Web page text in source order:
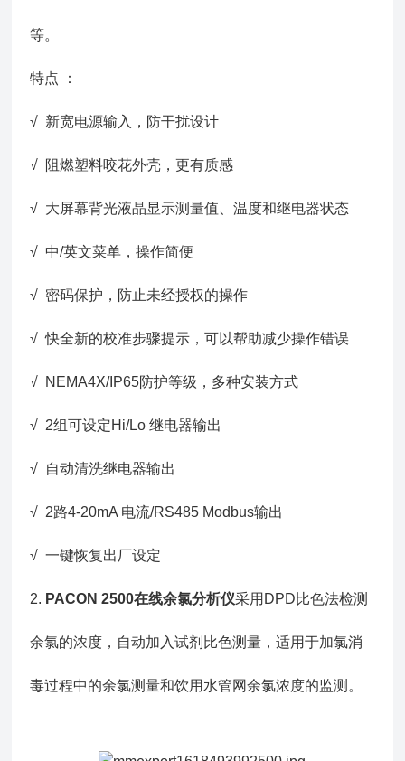
等。
特点 ：
√ 新宽电源输入，防干扰设计
√ 阻燃塑料咬花外壳，更有质感
√ 大屏幕背光液晶显示测量值、温度和继电器状态
√ 中/英文菜单，操作简便
√ 密码保护，防止未经授权的操作
√ 快全新的校准步骤提示，可以帮助减少操作错误
√ NEMA4X/IP65防护等级，多种安装方式
√ 2组可设定Hi/Lo 继电器输出
√ 自动清洗继电器输出
√ 2路4-20mA 电流/RS485 Modbus输出
√ 一键恢复出厂设定
2. PACON 2500在线余氯分析仪采用DPD比色法检测
余氯的浓度，自动加入试剂比色测量，适用于加氯消
毒过程中的余氯测量和饮用水管网余氯浓度的监测。